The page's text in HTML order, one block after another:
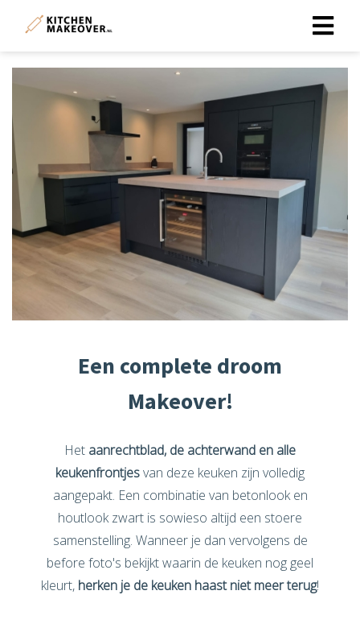
Een complete droom
Makeover!
Het aanrechtblad, de achterwand en alle
keukenfrontjesvan deze keuken zijn volledig
aangepakt. Een combinatie van betonlook en
houtlook zwart is sowieso altijd een stoere
samenstelling. Wanneer je dan vervolgens de
before foto's bekijkt waarin de keuken nog geel
kleurt, herken je de keuken haast niet meer terug!